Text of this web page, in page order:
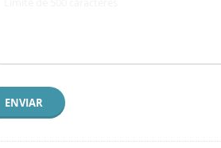
ENVIAR